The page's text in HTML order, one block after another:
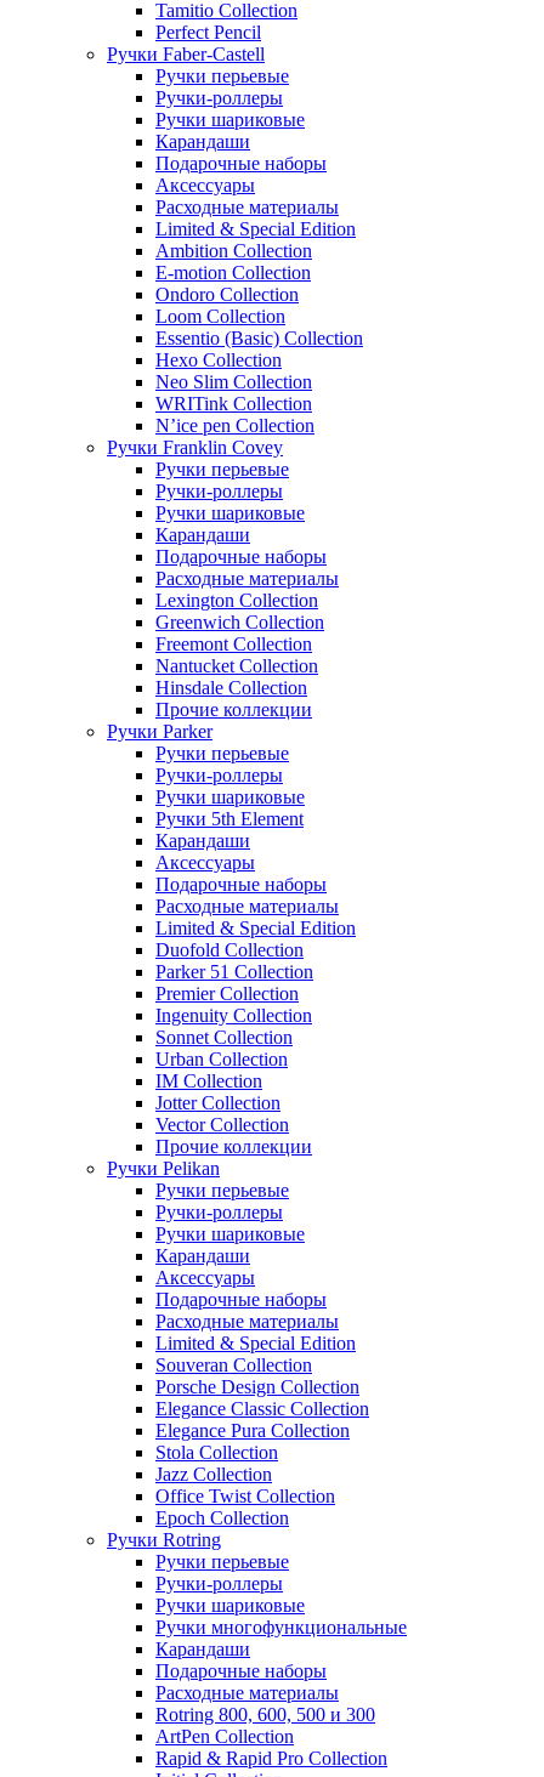
Tamitio Collection
Perfect Pencil
Ручки Faber-Castell
Ручки перьевые
Ручки-роллеры
Ручки шариковые
Карандаши
Подарочные наборы
Аксессуары
Расходные материалы
Limited & Special Edition
Ambition Collection
E-motion Collection
Ondoro Collection
Loom Collection
Essentio (Basic) Collection
Hexo Collection
Neo Slim Collection
WRITink Collection
N’ice pen Collection
Ручки Franklin Covey
Ручки перьевые
Ручки-роллеры
Ручки шариковые
Карандаши
Подарочные наборы
Расходные материалы
Lexington Collection
Greenwich Collection
Freemont Collection
Nantucket Collection
Hinsdale Collection
Прочие коллекции
Ручки Parker
Ручки перьевые
Ручки-роллеры
Ручки шариковые
Ручки 5th Element
Карандаши
Аксессуары
Подарочные наборы
Расходные материалы
Limited & Special Edition
Duofold Collection
Parker 51 Collection
Premier Collection
Ingenuity Collection
Sonnet Collection
Urban Collection
IM Collection
Jotter Collection
Vector Collection
Прочие коллекции
Ручки Pelikan
Ручки перьевые
Ручки-роллеры
Ручки шариковые
Карандаши
Аксессуары
Подарочные наборы
Расходные материалы
Limited & Special Edition
Souveran Collection
Porsche Design Collection
Elegance Classic Collection
Elegance Pura Collection
Stola Collection
Jazz Collection
Office Twist Collection
Epoch Collection
Ручки Rotring
Ручки перьевые
Ручки-роллеры
Ручки шариковые
Ручки многофункциональные
Карандаши
Подарочные наборы
Расходные материалы
Rotring 800, 600, 500 и 300
ArtPen Collection
Rapid & Rapid Pro Collection